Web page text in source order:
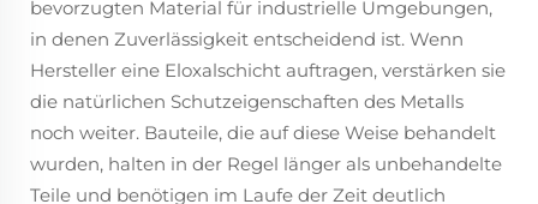
bevorzugten Material für industrielle Umgebungen,
in denen Zuverlässigkeit entscheidend ist. Wenn
Hersteller eine Eloxalschicht auftragen, verstärken sie
die natürlichen Schutzeigenschaften des Metalls
noch weiter. Bauteile, die auf diese Weise behandelt
wurden, halten in der Regel länger als unbehandelte
Teile und benötigen im Laufe der Zeit deutlich